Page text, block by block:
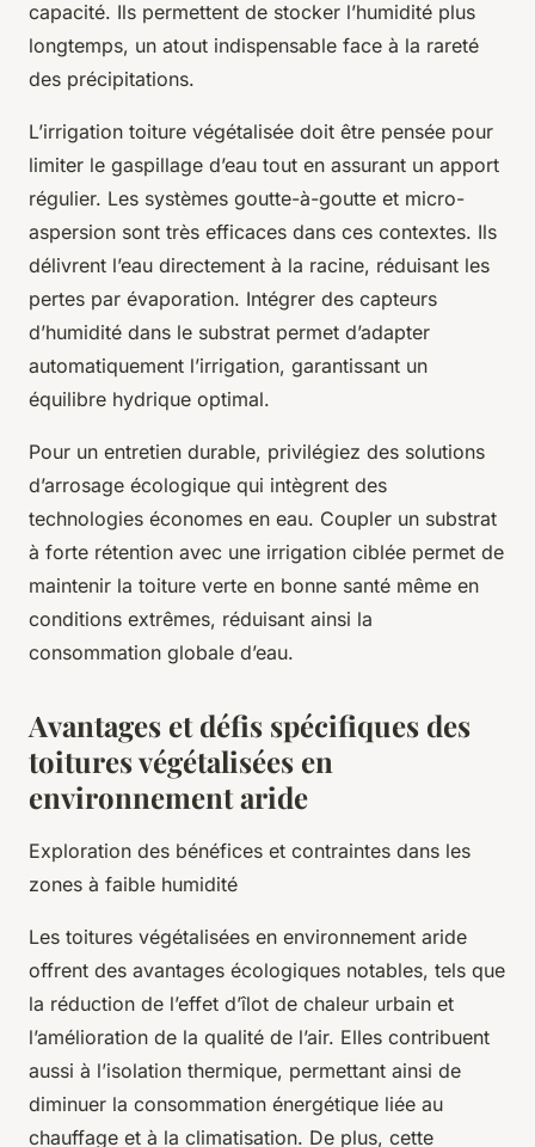
capacité. Ils permettent de stocker l’humidité plus
longtemps, un atout indispensable face à la rareté
des précipitations.
L’irrigation toiture végétalisée doit être pensée pour
limiter le gaspillage d’eau tout en assurant un apport
régulier. Les systèmes goutte-à-goutte et micro-
aspersion sont très efficaces dans ces contextes. Ils
délivrent l’eau directement à la racine, réduisant les
pertes par évaporation. Intégrer des capteurs
d’humidité dans le substrat permet d’adapter
automatiquement l’irrigation, garantissant un
équilibre hydrique optimal.
Pour un entretien durable, privilégiez des solutions
d’arrosage écologique qui intègrent des
technologies économes en eau. Coupler un substrat
à forte rétention avec une irrigation ciblée permet de
maintenir la toiture verte en bonne santé même en
conditions extrêmes, réduisant ainsi la
consommation globale d’eau.
Avantages et défis spécifiques des
toitures végétalisées en
environnement aride
Exploration des bénéfices et contraintes dans les
zones à faible humidité
Les toitures végétalisées en environnement aride
offrent des avantages écologiques notables, tels que
la réduction de l’effet d’îlot de chaleur urbain et
l’amélioration de la qualité de l’air. Elles contribuent
aussi à l’isolation thermique, permettant ainsi de
diminuer la consommation énergétique liée au
chauffage et à la climatisation. De plus, cette